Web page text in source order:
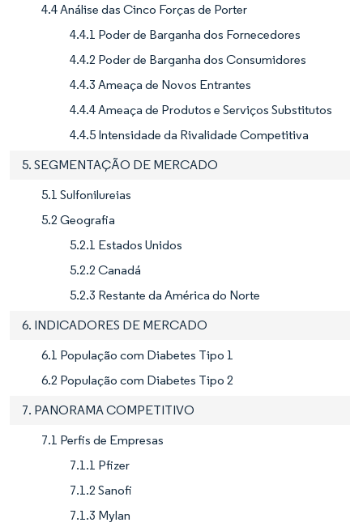
4.4 Análise das Cinco Forças de Porter
4.4.1 Poder de Barganha dos Fornecedores
4.4.2 Poder de Barganha dos Consumidores
4.4.3 Ameaça de Novos Entrantes
4.4.4 Ameaça de Produtos e Serviços Substitutos
4.4.5 Intensidade da Rivalidade Competitiva
5. SEGMENTAÇÃO DE MERCADO
5.1 Sulfonilureias
5.2 Geografia
5.2.1 Estados Unidos
5.2.2 Canadá
5.2.3 Restante da América do Norte
6. INDICADORES DE MERCADO
6.1 População com Diabetes Tipo 1
6.2 População com Diabetes Tipo 2
7. PANORAMA COMPETITIVO
7.1 Perfis de Empresas
7.1.1 Pfizer
7.1.2 Sanofi
7.1.3 Mylan